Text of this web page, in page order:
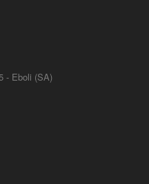
- Eboli (SA)